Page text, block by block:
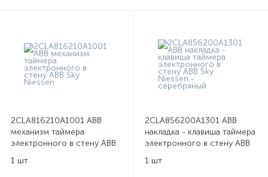
2CLA816210A1001 ABB
механизм таймера
электронного в стену ABB
1 шт
2CLA856200A1301 ABB
накладка - клавиша таймера
электронного в стену ABB
1 шт